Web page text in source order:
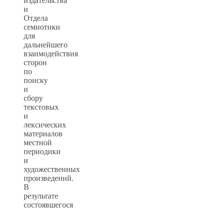
и
Отдела
семиотики
для
дальнейшего
взаимодействия
сторон
по
поиску
и
сбору
текстовых
и
лексических
материалов
местной
периодики
и
художественных
произведений.
В
результате
состоявшегося